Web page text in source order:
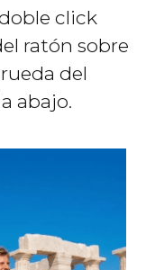
click
ratón sobre
del
abajo.